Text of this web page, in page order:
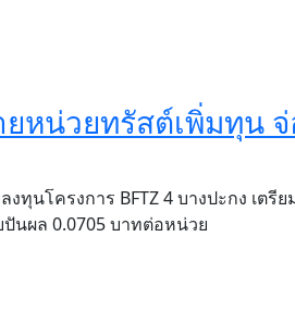
ยหน่วยทรัสต์เพิ่มทุน
ทุนโครงการ BFTZ 4 บางปะกง เตรี
นผล 0.0705 บาทต่อหน่วย